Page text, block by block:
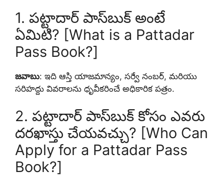
1. పట్టాదార్ పాస్‌బుక్ అంటే
ఏమిటి? [What is a Pattadar
Pass Book?]
జవాబు: ఇది ఆస్తి యాజమాన్యం, సర్వే నంబర్, మరియు
సరిహద్దు వివరాలను ధృవీకరించే అధికారిక పత్రం.
2. పట్టాదార్ పాస్‌బుక్ కోసం ఎవరు
దరఖాస్తు చేయవచ్చు? [Who Can
Apply for a Pattadar Pass
Book?]